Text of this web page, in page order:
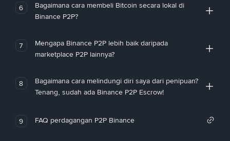
6
Bagaimana cara membeli Bitcoin secara lokal di
Binance P2P?
7
Mengapa Binance P2P lebih baik daripada
marketplace P2P lainnya?
8
Bagaimana cara melindungi diri saya dari penipuan?
Tenang, sudah ada Binance P2P Escrow!
9 FAQ perdagangan P2P Binance